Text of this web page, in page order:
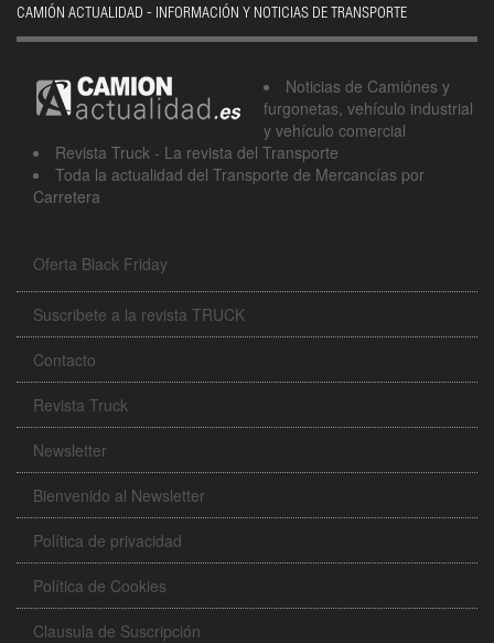
CAMIÓN ACTUALIDAD - INFORMACIÓN Y NOTICIAS DE TRANSPORTE
Noticias de Camiónes y
furgonetas, vehículo industrial
y vehículo comercial
Revista Truck - La revista del Transporte
Toda la actualidad del Transporte de Mercancías por
Carretera
Oferta Black Friday
Suscribete a la revista TRUCK
Contacto
Revista Truck
Newsletter
Bienvenido al Newsletter
Política de privacidad
Política de Cookies
Clausula de Suscripción